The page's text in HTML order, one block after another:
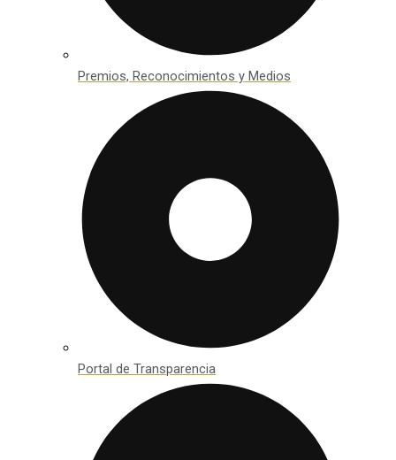
Premios, Reconocimientos y Medios
Portal de Transparencia